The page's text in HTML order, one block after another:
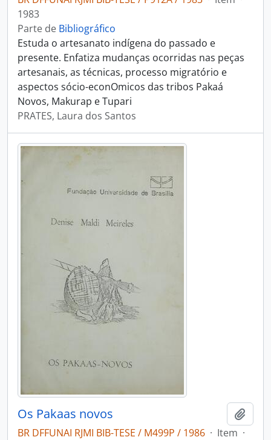
1983
Parte de Bibliográfico
Estuda o artesanato indígena do passado e
presente. Enfatiza mudanças ocorridas nas peças
artesanais, as técnicas, processo migratório e
aspectos sócio-econOmicos das tribos Pakaá
Novos, Makurap e Tupari
PRATES, Laura dos Santos
Os Pakaas novos
BR DFFUNAI RJMI BIB-TESE / M499P / 1986 · Item ·